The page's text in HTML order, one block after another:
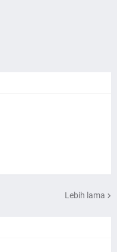
Lebih lama